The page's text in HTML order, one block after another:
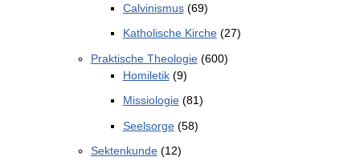
Calvinismus(69)
Katholische Kirche(27)
Praktische Theologie(600)
Homiletik(9)
Missiologie(81)
Seelsorge(58)
Sektenkunde(12)